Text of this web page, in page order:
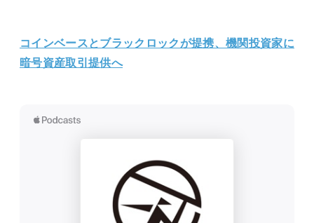
コインベースとブラックロックが提携、機関投資家に
暗号資産取引提供へ